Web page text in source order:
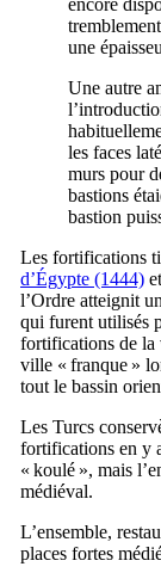
une
Une autre
les faces
murs pour
bastions
bastion
Les fortifications
d’Égypte (1444)
l’Ordre atteignit
qui furent utilisés
fortifications de la
ville « franque »
tout le bassin
Les Turcs
fortifications en y
« koulé », mais
médiéval.
L’ensemble,
places fortes